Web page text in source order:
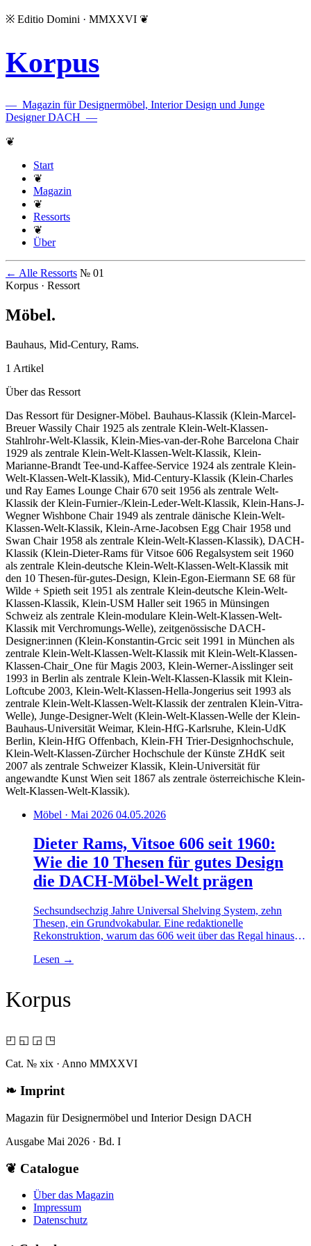
※ Editio Domini · MMXXVI ❦
Korpus
— Magazin für Designermöbel, Interior Design und Junge
Designer DACH —
❦
Start
❦
Magazin
❦
Ressorts
❦
Über
← Alle Ressorts № 01
Korpus · Ressort
Möbel.
Bauhaus, Mid-Century, Rams.
1 Artikel
Über das Ressort
Das Ressort für Designer-Möbel. Bauhaus-Klassik (Klein-Marcel-
Breuer Wassily Chair 1925 als zentrale Klein-Welt-Klassen-
Stahlrohr-Welt-Klassik, Klein-Mies-van-der-Rohe Barcelona Chair
1929 als zentrale Klein-Welt-Klassen-Welt-Klassik, Klein-
Marianne-Brandt Tee-und-Kaffee-Service 1924 als zentrale Klein-
Welt-Klassen-Welt-Klassik), Mid-Century-Klassik (Klein-Charles
und Ray Eames Lounge Chair 670 seit 1956 als zentrale Welt-
Klassik der Klein-Furnier-/Klein-Leder-Welt-Klassik, Klein-Hans-J-
Wegner Wishbone Chair 1949 als zentrale dänische Klein-Welt-
Klassen-Welt-Klassik, Klein-Arne-Jacobsen Egg Chair 1958 und
Swan Chair 1958 als zentrale Klein-Welt-Klassen-Klassik), DACH-
Klassik (Klein-Dieter-Rams für Vitsoe 606 Regalsystem seit 1960
als zentrale Klein-deutsche Klein-Welt-Klassen-Welt-Klassik mit
den 10 Thesen-für-gutes-Design, Klein-Egon-Eiermann SE 68 für
Wilde + Spieth seit 1951 als zentrale Klein-deutsche Klein-Welt-
Klassen-Klassik, Klein-USM Haller seit 1965 in Münsingen
Schweiz als zentrale Klein-modulare Klein-Welt-Klassen-Welt-
Klassik mit Verchromungs-Welle), zeitgenössische DACH-
Designer:innen (Klein-Konstantin-Grcic seit 1991 in München als
zentrale Klein-Welt-Klassen-Welt-Klassik mit Klein-Welt-Klassen-
Klassen-Chair_One für Magis 2003, Klein-Werner-Aisslinger seit
1993 in Berlin als zentrale Klein-Welt-Klassen-Klassik mit Klein-
Loftcube 2003, Klein-Welt-Klassen-Hella-Jongerius seit 1993 als
zentrale Klein-Welt-Klassen-Welt-Klassik der zentralen Klein-Vitra-
Welle), Junge-Designer-Welt (Klein-Welt-Klassen-Welle der Klein-
Bauhaus-Universität Weimar, Klein-HfG-Karlsruhe, Klein-UdK
Berlin, Klein-HfG Offenbach, Klein-FH Trier-Designhochschule,
Klein-Welt-Klassen-Zürcher Hochschule der Künste ZHdK seit
2007 als zentrale Schweizer Klassik, Klein-Universität für
angewandte Kunst Wien seit 1867 als zentrale österreichische Klein-
Welt-Klassen-Welt-Klassik).
Möbel · Mai 2026 04.05.2026
Dieter Rams, Vitsoe 606 seit 1960:
Wie die 10 Thesen für gutes Design
die DACH-Möbel-Welt prägen
Sechsundsechzig Jahre Universal Shelving System, zehn
Thesen, ein Grundvokabular. Eine redaktionelle
Rekonstruktion, warum das 606 weit über das Regal hinaus
Lesen →
Korpus
◰ ◱ ◲ ◳
Cat. № xix · Anno MMXXVI
❧ Imprint
Magazin für Designermöbel und Interior Design DACH
Ausgabe Mai 2026 · Bd. I
❦ Catalogue
Über das Magazin
Impressum
Datenschutz